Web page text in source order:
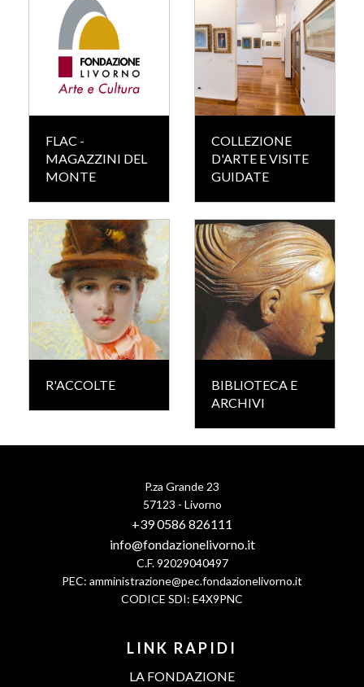
FLAC -
MAGAZZINI DEL
MONTE
COLLEZIONE
D'ARTE E VISITE
GUIDATE
R'ACCOLTE
BIBLIOTECA E
ARCHIVI
P.za Grande 23
57123 - Livorno
+39 0586 826111
info@fondazionelivorno.it
C.F. 92029040497
PEC: amministrazione@pec.fondazionelivorno.it
CODICE SDI: E4X9PNC
LINK RAPIDI
LA FONDAZIONE